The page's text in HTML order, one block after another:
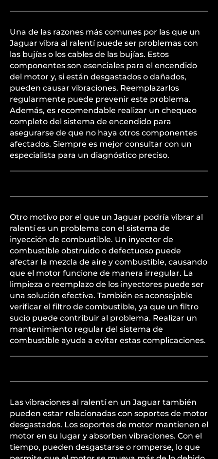
Una de las razones más comunes por las que un
Jaguar vibra al ralentí puede ser problemas con
las bujías o los cables de las bujías. Estos
componentes son esenciales para el encendido
del motor y, si están desgastados o dañados,
pueden causar vibraciones. Reemplazarlos
regularmente puede prevenir este problema.
Además, es recomendable realizar un chequeo
completo del sistema de encendido para
asegurarse de que no haya otros componentes
afectados. Siempre es mejor consultar con un
especialista para un diagnóstico preciso.
Otro motivo por el que un Jaguar podría vibrar al
ralentí es un problema con el sistema de
inyección de combustible. Un inyector de
combustible obstruido o defectuoso puede
afectar la mezcla de aire y combustible, causando
que el motor funcione de manera irregular. La
limpieza o reemplazo de los inyectores puede ser
una solución efectiva. También es aconsejable
verificar el filtro de combustible, ya que un filtro
sucio puede contribuir al problema. Realizar un
mantenimiento regular del sistema de
combustible ayuda a evitar estas complicaciones.
Las vibraciones al ralentí en un Jaguar también
pueden estar relacionadas con soportes de motor
desgastados. Los soportes de motor mantienen el
motor en su lugar y absorben vibraciones. Con el
tiempo, pueden desgastarse o romperse, lo que